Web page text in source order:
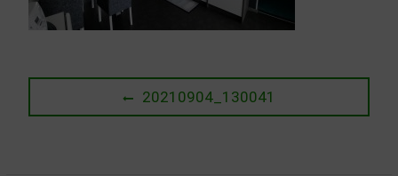
Beitragsnavigation
Previous
post:
20210904_130041